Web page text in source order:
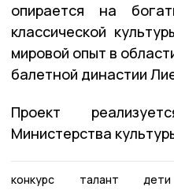
опирается на
классической
мировой опыт в
балетной династии
Проект
Министерства
конкурс талант дети